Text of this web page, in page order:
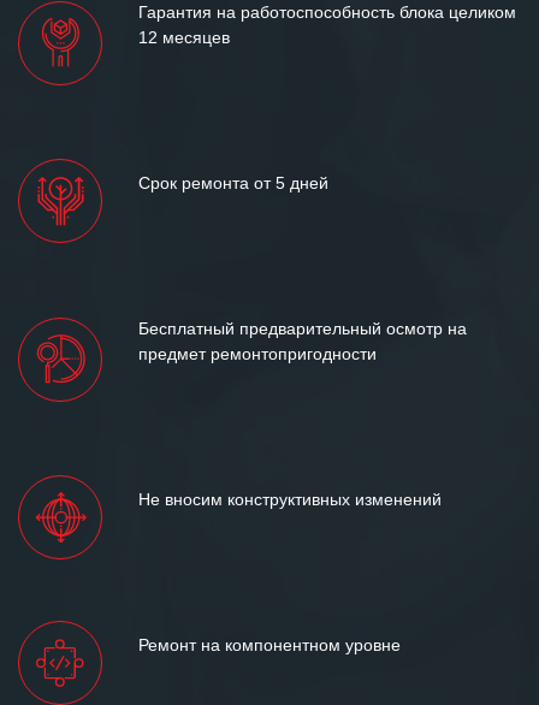
Гарантия на работоспособность блока целиком
12 месяцев
Срок ремонта от 5 дней
Бесплатный предварительный осмотр на
предмет ремонтопригодности
Не вносим конструктивных изменений
Ремонт на компонентном уровне